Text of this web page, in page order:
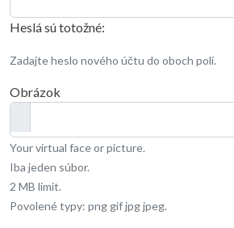
Heslá sú totožné:
Zadajte heslo nového účtu do oboch polí.
Obrázok
Your virtual face or picture.
Iba jeden súbor.
2 MB limit.
Povolené typy: png gif jpg jpeg.